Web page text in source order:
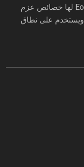
علبة التروس كرين, علبة التروس Eot Crane لها خصائص عزم
ويستخدم على نطاق